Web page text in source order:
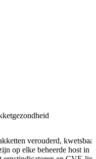
verouderd,
op elke beheerde host in